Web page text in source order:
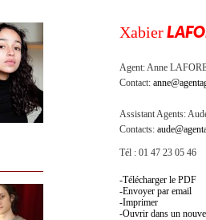
Xabier
Agent:Anne
Contact:
Assistant Agents:
Contacts:
Tél : 01 47 23 05 46
Télécharger le PDF
Envoyer par email
Imprimer
Ouvrir dans un